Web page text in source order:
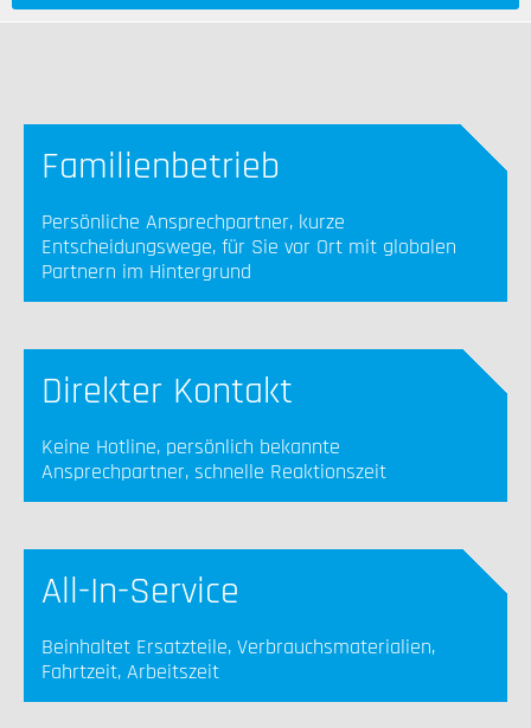
Familienbetrieb
Persönliche Ansprechpartner, kurze
Entscheidungswege, für Sie vor Ort mit globalen
Partnern im Hintergrund
Direkter Kontakt
Keine Hotline, persönlich bekannte
Ansprechpartner, schnelle Reaktionszeit
All-In-Service
Beinhaltet Ersatzteile, Verbrauchsmaterialien,
Fahrtzeit, Arbeitszeit